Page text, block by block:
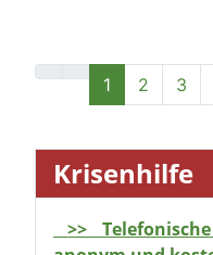
>>
anonym und
Start